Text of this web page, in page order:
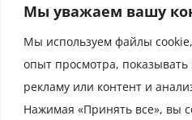
Мы уважаем вашу
Мы используем файлы
опыт просмотра,
рекламу или контент и
Нажимая «Принять все», вы
О нас
Сертификаты